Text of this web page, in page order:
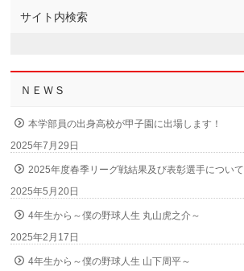
サイト内検索
ＮＥＷＳ
本学部員の出身高校が甲子園に出場します！
2025年7月29日
2025年度春季リーグ戦結果及び表彰選手について
2025年5月20日
4年生から～僕の野球人生 丸山虎之介～
2025年2月17日
4年生から～僕の野球人生 山下周平～